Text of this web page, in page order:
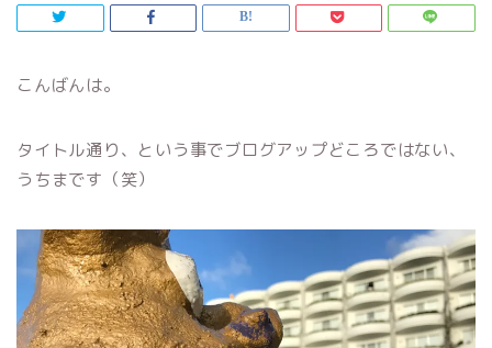
こんばんは。
タイトル通り、という事でブログアップどころではない、
うちまです（笑）